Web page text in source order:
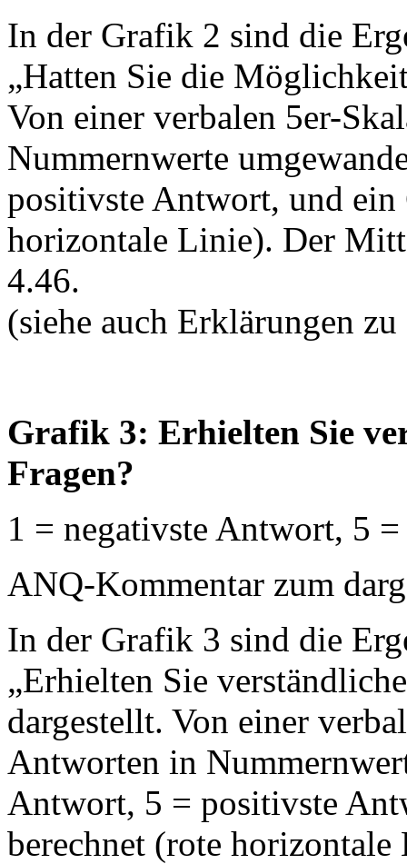
In der Grafik 2 sind die
„Hatten Sie die
Von einer verbalen 5er-
Nummernwerte
positivste Antwort, und ein
horizontale Linie). Der
4.46.
(siehe auch Erklärungen
Grafik 3: Erhielten Sie
Fragen?
1 = negativste Antwort, 5
ANQ-Kommentar zum
In der Grafik 3 sind die
„Erhielten Sie
dargestellt. Von einer
Antworten in
Antwort, 5 = positivste
berechnet (rote